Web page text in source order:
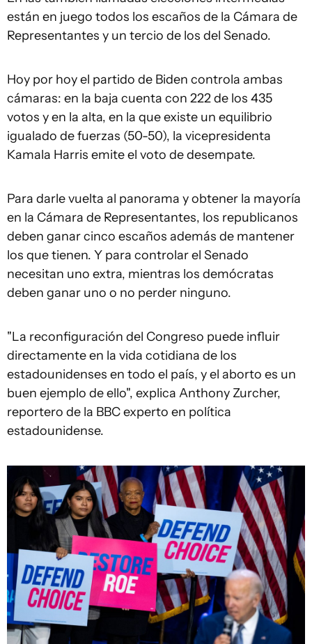
están en juego todos los escaños de la Cámara de
Representantes y un tercio de los del Senado.
Hoy por hoy el partido de Biden controla ambas
cámaras: en la baja cuenta con 222 de los 435
votos y en la alta, en la que existe un equilibrio
igualado de fuerzas (50-50), la vicepresidenta
Kamala Harris emite el voto de desempate.
Para darle vuelta al panorama y obtener la mayoría
en la Cámara de Representantes, los republicanos
deben ganar cinco escaños además de mantener
los que tienen. Y para controlar el Senado
necesitan uno extra, mientras los demócratas
deben ganar uno o no perder ninguno.
"La reconfiguración del Congreso puede influir
directamente en la vida cotidiana de los
estadounidenses en todo el país, y el aborto es un
buen ejemplo de ello", explica Anthony Zurcher,
reportero de la BBC experto en política
estadounidense.